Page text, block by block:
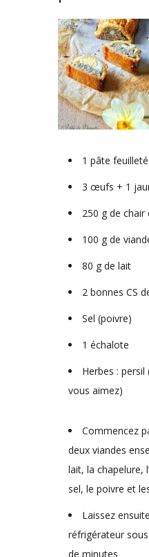
1 pâte
3 œufs + 1
250 g de chair
100 g de
80 g de lait
2 bonnes CS
Sel (poivre)
1 échalote
Herbes :
vous aimez)
Commencez
deux viandes
lait, la chapelure,
sel, le poivre et
Laissez
réfrigérateur
de minutes